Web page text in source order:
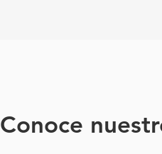
Conoce